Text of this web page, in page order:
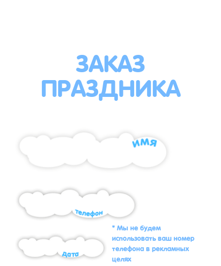
ЗАКАЗ
ПРАЗДНИКА
* Мы не будем
использовать ваш номер
телефона в рекламных
целях